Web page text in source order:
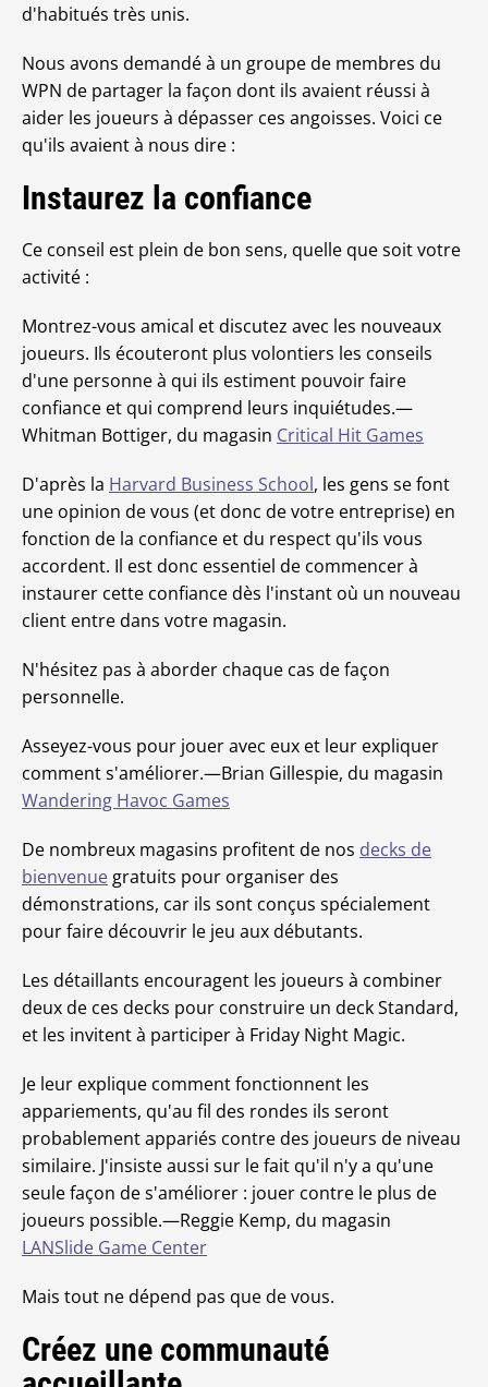
d'habitués très unis.
Nous avons demandé à un groupe de membres du
WPN de partager la façon dont ils avaient réussi à
aider les joueurs à dépasser ces angoisses. Voici ce
qu'ils avaient à nous dire :
Instaurez la confiance
Ce conseil est plein de bon sens, quelle que soit votre
activité :
Montrez-vous amical et discutez avec les nouveaux
joueurs. Ils écouteront plus volontiers les conseils
d'une personne à qui ils estiment pouvoir faire
confiance et qui comprend leurs inquiétudes.—
Whitman Bottiger, du magasin Critical Hit Games
D'après la Harvard Business School, les gens se font
une opinion de vous (et donc de votre entreprise) en
fonction de la confiance et du respect qu'ils vous
accordent. Il est donc essentiel de commencer à
instaurer cette confiance dès l'instant où un nouveau
client entre dans votre magasin.
N'hésitez pas à aborder chaque cas de façon
personnelle.
Asseyez-vous pour jouer avec eux et leur expliquer
comment s'améliorer.—Brian Gillespie, du magasin
Wandering Havoc Games
De nombreux magasins profitent de nos decks de
bienvenue gratuits pour organiser des
démonstrations, car ils sont conçus spécialement
pour faire découvrir le jeu aux débutants.
Les détaillants encouragent les joueurs à combiner
deux de ces decks pour construire un deck Standard,
et les invitent à participer à Friday Night Magic.
Je leur explique comment fonctionnent les
appariements, qu'au fil des rondes ils seront
probablement appariés contre des joueurs de niveau
similaire. J'insiste aussi sur le fait qu'il n'y a qu'une
seule façon de s'améliorer : jouer contre le plus de
joueurs possible.—Reggie Kemp, du magasin
LANSlide Game Center
Mais tout ne dépend pas que de vous.
Créez une communauté